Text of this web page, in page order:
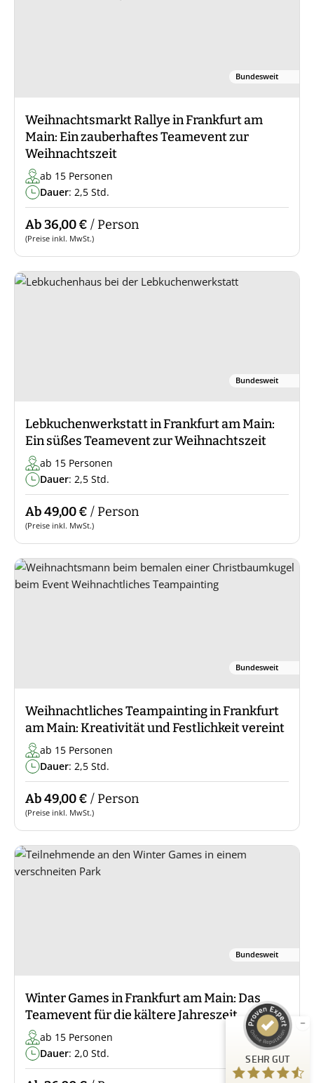
Bundesweit
Weihnachtsmarkt Rallye in Frankfurt am
Main: Ein zauberhaftes Teamevent zur
Weihnachtszeit
ab 15 Personen
Dauer: 2,5 Std.
Ab 36,00 € / Person
(Preise inkl. MwSt.)
Bundesweit
Lebkuchenwerkstatt in Frankfurt am Main:
Ein süßes Teamevent zur Weihnachtszeit
ab 15 Personen
Dauer: 2,5 Std.
Ab 49,00 € / Person
(Preise inkl. MwSt.)
Bundesweit
Weihnachtliches Teampainting in Frankfurt
am Main: Kreativität und Festlichkeit vereint
ab 15 Personen
Dauer: 2,5 Std.
Ab 49,00 € / Person
(Preise inkl. MwSt.)
Bundesweit
Winter Games in Frankfurt am Main: Das
Teamevent für die kältere Jahreszeit
ab 15 Personen
Dauer: 2,0 Std. SEHR GUT
Empfehlungen auf
ProvenExpert.com
4,66
/
5,00
Bewertungen auf ProvenExpert.com